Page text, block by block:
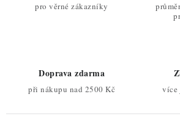
pro věrné zákazníky
Doprava zdarma
při nákupu nad 2500 Kč více